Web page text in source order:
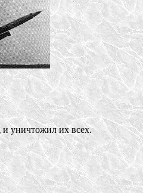
и уничтожил их всех.